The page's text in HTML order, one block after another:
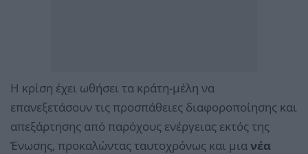
Η κρίση έχει ωθήσει τα κράτη-μέλη να
επανεξετάσουν τις προσπάθειες διαφοροποίησης και
απεξάρτησης από παρόχους ενέργειας εκτός της
Ένωσης, προκαλώντας ταυτοχρόνως και μιανέα